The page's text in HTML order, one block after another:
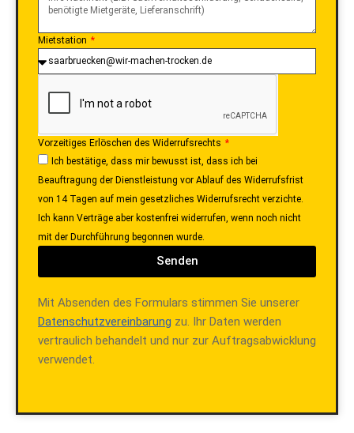
Mietstation
Vorzeitiges Erlöschen des Widerrufsrechts
Ich bestätige, dass mir bewusst ist, dass ich bei
Beauftragung der Dienstleistung vor Ablauf des Widerrufsfrist
von 14 Tagen auf mein gesetzliches Widerrufsrecht verzichte.
Ich kann Verträge aber kostenfrei widerrufen, wenn noch nicht
mit der Durchführung begonnen wurde.
Senden
Mit Absenden des Formulars stimmen Sie unserer
Datenschutzvereinbarung zu. Ihr Daten werden
vertraulich behandelt und nur zur Auftragsabwicklung
verwendet.